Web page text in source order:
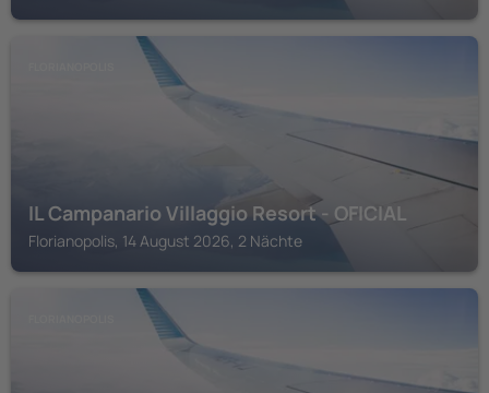
IL Campanario Villaggio Resort - OFICIAL
Florianopolis, 14 August 2026, 2 Nächte